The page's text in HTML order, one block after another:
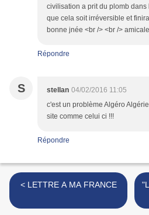
civilisation a prit du plomb dans
que cela soit irréversible et
bonne jnée <br /> <br />
Répondre
S stellan 04/02/2016 11:05
c'est un problème Algéro
site comme celui ci !!!
Répondre
< LETTRE A MA FRANCE